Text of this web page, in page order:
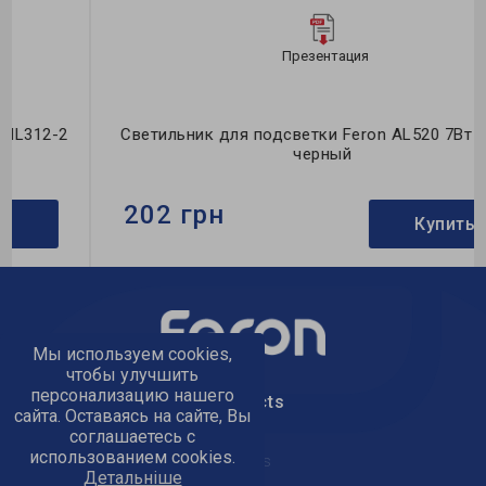
Презентация
Светильник для подсветки Feron AL520 7Вт 4000K
202 грн
Тип светильника:накладной
Тип источника света:LED
text_kontacts
text_golov_ofis
Мы используем cookies,
чтобы улучшить
персонализацию нашего
сайта. Оставаясь на сайте, Вы
соглашаетесь с
использованием cookies.
Детальніше